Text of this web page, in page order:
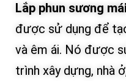
Lắp phun sương
được sử dụng để
và êm ái. Nó được
trình xây dựng, nhà